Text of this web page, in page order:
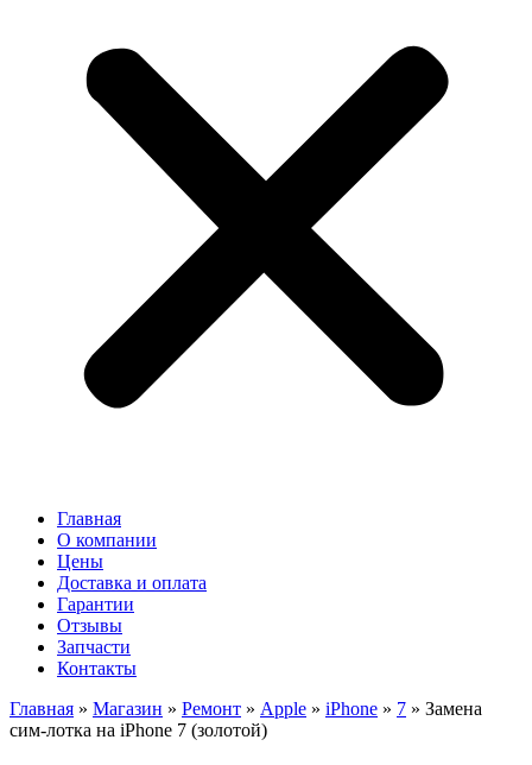
Главная
О компании
Цены
Доставка и оплата
Гарантии
Отзывы
Запчасти
Контакты
Главная » Магазин » Ремонт » Apple » iPhone » 7 » Замена
сим-лотка на iPhone 7 (золотой)